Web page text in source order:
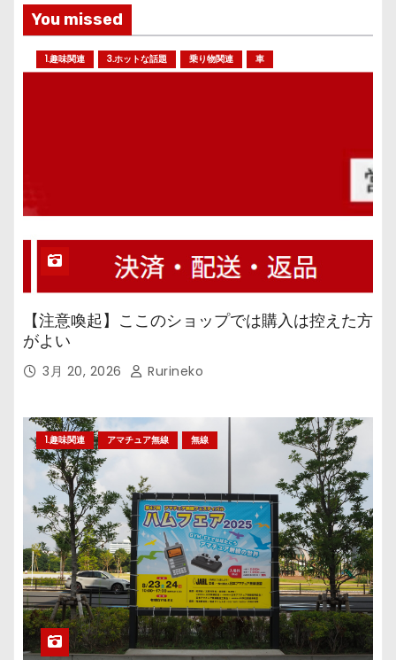
You missed
1.趣味関連 3.ホットな話題 乗り物関連 車
【注意喚起】ここのショップでは購入は控えた方
がよい
3月 20, 2026 Rurineko
1.趣味関連 アマチュア無線 無線